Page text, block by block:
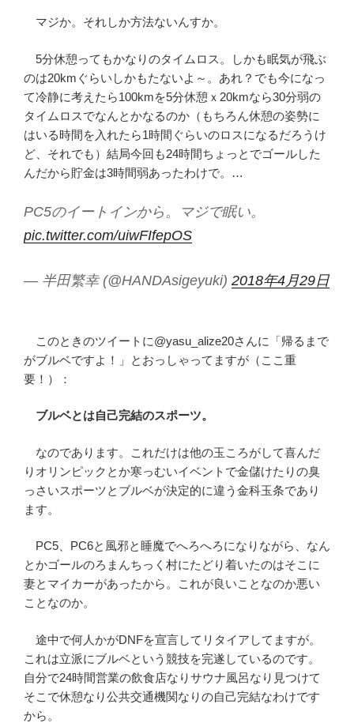
マジか。それしか方法ないんすか。
5分休憩ってもかなりのタイムロス。しかも眠気が飛ぶ
のは20kmぐらいしかもたないよ～。あれ？でも今になっ
て冷静に考えたら100kmを5分休憩ｘ20kmなら30分弱の
タイムロスでなんとかなるのか（もちろん休憩の姿勢に
はいる時間を入れたら1時間ぐらいのロスになるだろうけ
ど、それでも）結局今回も24時間ちょっとでゴールした
んだから貯金は3時間弱あったわけで。…
PC5のイートインから。マジで眠い。
pic.twitter.com/uiwFIfepOS
— 半田繁幸 (@HANDAsigeyuki) 2018年4月29日
このときのツイートに@yasu_alize20さんに「帰るまで
がブルベですよ！」とおっしゃってますが（ここ重
要！）：
ブルベとは自己完結のスポーツ。
なのであります。これだけは他の玉ころがして喜んだ
りオリンピックとか寒っむいイベントで金儲けたりの臭
っさいスポーツとブルベが決定的に違う金科玉条であり
ます。
PC5、PC6と風邪と睡魔でへろへろになりながら、なん
とかゴールのろまんちっく村にたどり着いたのはそこに
妻とマイカーがあったから。これが良いことなのか悪い
ことなのか。
途中で何人かがDNFを宣言してリタイアしてますが。
これは立派にブルベという競技を完遂しているのです。
自分で24時間営業の飲食店なりサウナ風呂なり見つけて
そこで休憩なり公共交通機関なりの自己完結なわけです
から。